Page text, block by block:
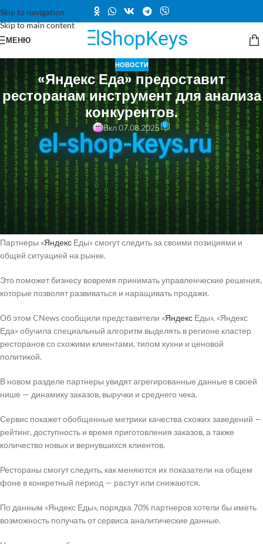
Skip to navigation
Skip to main content
МЕНЮ
НОВОСТИ
«Яндекс Еда» предоставит
ресторанам инструмент для анализа
конкурентов.
Вкл 07.08.2025 0
Интернет Веб-сервисы «Яндекс Еда» даст ресторанам инструмент
конкурентного анализа В личном кабинете сервиса «Яндекс Еда
Вендор» появился новый инструмент — конкурентный анализ.
В разделе наглядно представлены текущие бизнес-показатели
самого ресторана и агрегированные данные о его потенциальных
конкурентах.
Партнеры «Яндекс Еды» смогут следить за своими позициями и
общей ситуацией на рынке.
Это поможет бизнесу вовремя принимать управленческие решения,
которые позволят развиваться и наращивать продажи.
Об этом CNews сообщили представители «Яндекс Еды». «Яндекс
Еда» обучила специальный алгоритм выделять в регионе кластер
ресторанов со схожими клиентами, типом кухни и ценовой
политикой.
В новом разделе партнеры увидят агрегированные данные в своей
нише — динамику заказов, выручки и среднего чека.
Сервис покажет обобщенные метрики качества схожих заведений —
рейтинг, доступность и время приготовления заказов, а также
количество новых и вернувшихся клиентов.
Рестораны смогут следить, как меняются их показатели на общем
фоне в конкретный период — растут или снижаются.
По данным «Яндекс Еды», порядка 70% партнеров хотели бы иметь
возможность получать от сервиса аналитические данные.